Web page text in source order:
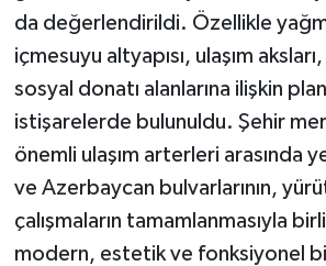
da değerlendirildi. Özellikle
içmesuyu altyapısı, ulaşım
sosyal donatı alanlarına ilişkin
istişarelerde bulunuldu. Şehir
önemli ulaşım arterleri arasında
ve Azerbaycan bulvarlarının,
çalışmaların tamamlanmasıyla
modern, estetik ve fonksiyonel